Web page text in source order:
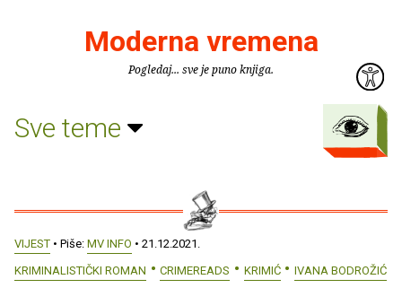
Moderna vremena
Pogledaj... sve je puno knjiga.
Sve teme
VIJEST • Piše: MV INFO • 21.12.2021.
KRIMINALISTIČKI ROMAN
CRIMEREADS KRIMIĆ IVANA BODROŽIĆ